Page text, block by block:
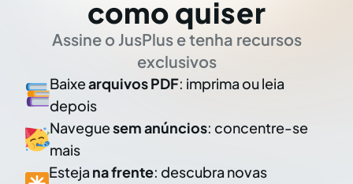
como quiser
Assine o JusPlus e tenha recursos
exclusivos
Baixearquivos PDF: imprima ou leia
depois
Naveguesem anúncios: concentre-se
mais
Esteja na frente: descubra novas